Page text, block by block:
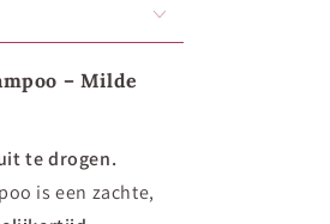
– Milde
te drogen.
is een zachte,